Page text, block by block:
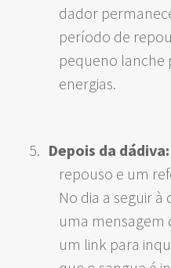
dador
período de
pequeno lanche
energias.
Depois da dádiva:
repouso e um
No dia a seguir
uma mensagem
um link para